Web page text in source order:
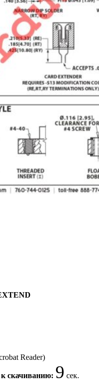
Reader)
скачиванию: 9 сек.